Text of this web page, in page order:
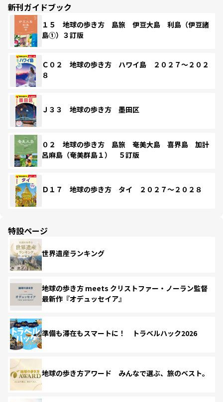
新刊ガイドブック
１５ 地球の歩き方 島旅 伊豆大島 利島（伊豆諸
島①）３訂版
Ｃ０２ 地球の歩き方 ハワイ島 ２０２７～２０２
８
Ｊ３３ 地球の歩き方 墨田区
０２ 地球の歩き方 島旅 奄美大島 喜界島 加計
呂麻島（奄美群島１） ５訂版
Ｄ１７ 地球の歩き方 タイ ２０２７～２０２８
特設ページ
世界遺産ランキング
地球の歩き方 meets クリストファー・ノーラン監督
最新作『オデュッセイア』
準備も滞在もスマートに！ トラベルハック2026
地球の歩き方アワード みんなで選ぶ、旅のベスト。